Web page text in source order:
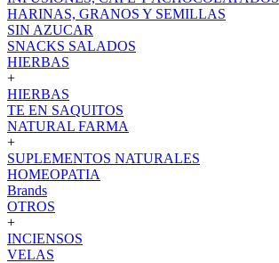
HARINAS, GRANOS Y SEMILLAS
SIN AZUCAR
SNACKS SALADOS
HIERBAS
+
HIERBAS
TE EN SAQUITOS
NATURAL FARMA
+
SUPLEMENTOS NATURALES
HOMEOPATIA
Brands
OTROS
+
INCIENSOS
VELAS